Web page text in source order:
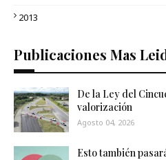
2013
Publicaciones Mas
De la Ley del
valorización
Agosto 04, 2026
Esto también